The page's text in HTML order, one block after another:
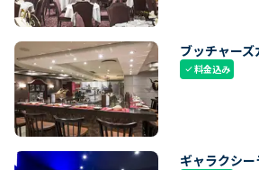
ブッチャーズ
check料金込み
ギャラクシ